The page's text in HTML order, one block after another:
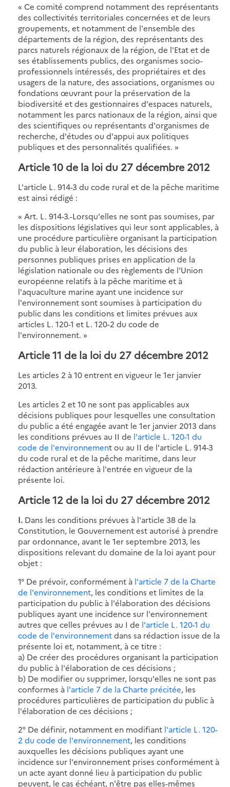
« Ce comité comprend notamment des représentants
des collectivités territoriales concernées et de leurs
groupements, et notamment de l'ensemble des
départements de la région, des représentants des
parcs naturels régionaux de la région, de l'Etat et de
ses établissements publics, des organismes socio-
professionnels intéressés, des propriétaires et des
usagers de la nature, des associations, organismes ou
fondations œuvrant pour la préservation de la
biodiversité et des gestionnaires d'espaces naturels,
notamment les parcs nationaux de la région, ainsi que
des scientifiques ou représentants d'organismes de
recherche, d'études ou d'appui aux politiques
publiques et des personnalités qualifiées. »
Article 10 de la loi du 27 décembre 2012
L'article L. 914-3 du code rural et de la pêche maritime
est ainsi rédigé :
« Art. L. 914-3.-Lorsqu'elles ne sont pas soumises, par
les dispositions législatives qui leur sont applicables, à
une procédure particulière organisant la participation
du public à leur élaboration, les décisions des
personnes publiques prises en application de la
législation nationale ou des règlements de l'Union
européenne relatifs à la pêche maritime et à
l'aquaculture marine ayant une incidence sur
l'environnement sont soumises à participation du
public dans les conditions et limites prévues aux
articles L. 120-1 et L. 120-2 du code de
l'environnement. »
Article 11 de la loi du 27 décembre 2012
Les articles 2 à 10 entrent en vigueur le 1er janvier
2013.
Les articles 2 et 10 ne sont pas applicables aux
décisions publiques pour lesquelles une consultation
du public a été engagée avant le 1er janvier 2013 dans
les conditions prévues au II de l'article L. 120-1 du
code de l'environnement ou au II de l'article L. 914-3
du code rural et de la pêche maritime, dans leur
rédaction antérieure à l'entrée en vigueur de la
présente loi.
Article 12 de la loi du 27 décembre 2012
I. Dans les conditions prévues à l'article 38 de la
Constitution, le Gouvernement est autorisé à prendre
par ordonnance, avant le 1er septembre 2013, les
dispositions relevant du domaine de la loi ayant pour
objet :
1° De prévoir, conformément à l'article 7 de la Charte
de l'environnement, les conditions et limites de la
participation du public à l'élaboration des décisions
publiques ayant une incidence sur l'environnement
autres que celles prévues au I de l'article L. 120-1 du
code de l'environnementdans sa rédaction issue de la
présente loi et, notamment, à ce titre :
a) De créer des procédures organisant la participation
du public à l'élaboration de ces décisions ;
b) De modifier ou supprimer, lorsqu'elles ne sont pas
conformes à l'article 7 de la Charte précitée, les
procédures particulières de participation du public à
l'élaboration de ces décisions ;
2° De définir, notamment en modifiant l'article L. 120-
2 du code de l'environnement, les conditions
auxquelles les décisions publiques ayant une
incidence sur l'environnement prises conformément à
un acte ayant donné lieu à participation du public
peuvent, le cas échéant, n'être pas elles-mêmes